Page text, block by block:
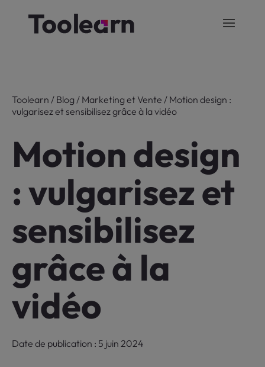
Toolearn / Blog / Marketing et Vente / Motion design :
vulgarisez et sensibilisez grâce à la vidéo
Motion design
: vulgarisez et
sensibilisez
grâce à la
vidéo
Date de publication : 5 juin 2024